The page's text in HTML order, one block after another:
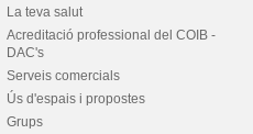
La teva salut
Acreditació professional del COIB -
DAC's
Serveis comercials
Ús d'espais i propostes
Grups